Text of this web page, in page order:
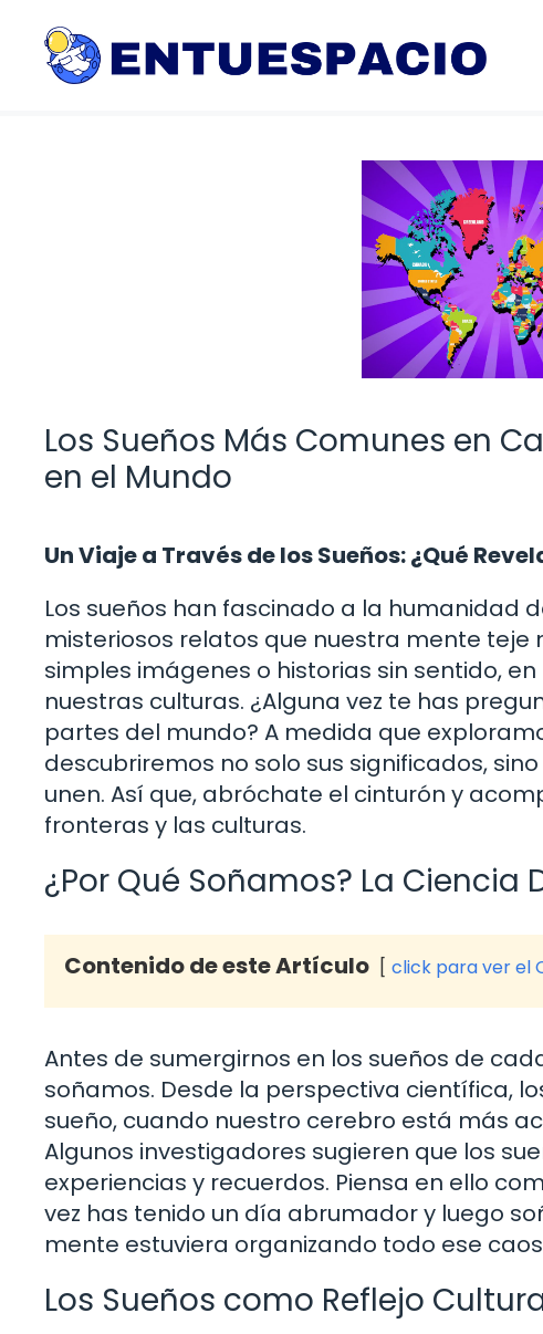
contenido
Los Sueños Más Comunes en
en el Mundo
Un Viaje a Través de los Sueños: ¿Qué
Los sueños han fascinado a la humanidad
misteriosos relatos que nuestra mente
simples imágenes o historias sin sentido,
nuestras culturas. ¿Alguna vez te has
partes del mundo? A medida que
descubriremos no solo sus significados,
unen. Así que, abróchate el cinturón y
fronteras y las culturas.
¿Por Qué Soñamos? La Ciencia
Contenido de este Artículo click para ver el
Antes de sumergirnos en los sueños de
soñamos. Desde la perspectiva científica,
sueño, cuando nuestro cerebro está más
Algunos investigadores sugieren que los
experiencias y recuerdos. Piensa en ello
vez has tenido un día abrumador y luego
mente estuviera organizando todo ese
Los Sueños como Reflejo